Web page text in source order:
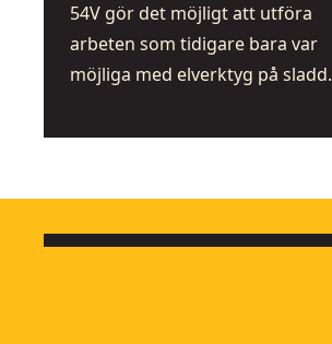
54V gör det möjligt att utföra
arbeten som tidigare bara var
möjliga med elverktyg på sladd.